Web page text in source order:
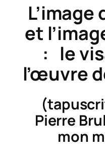
L’image
et
: le
l’œuvre
Pierre
mon